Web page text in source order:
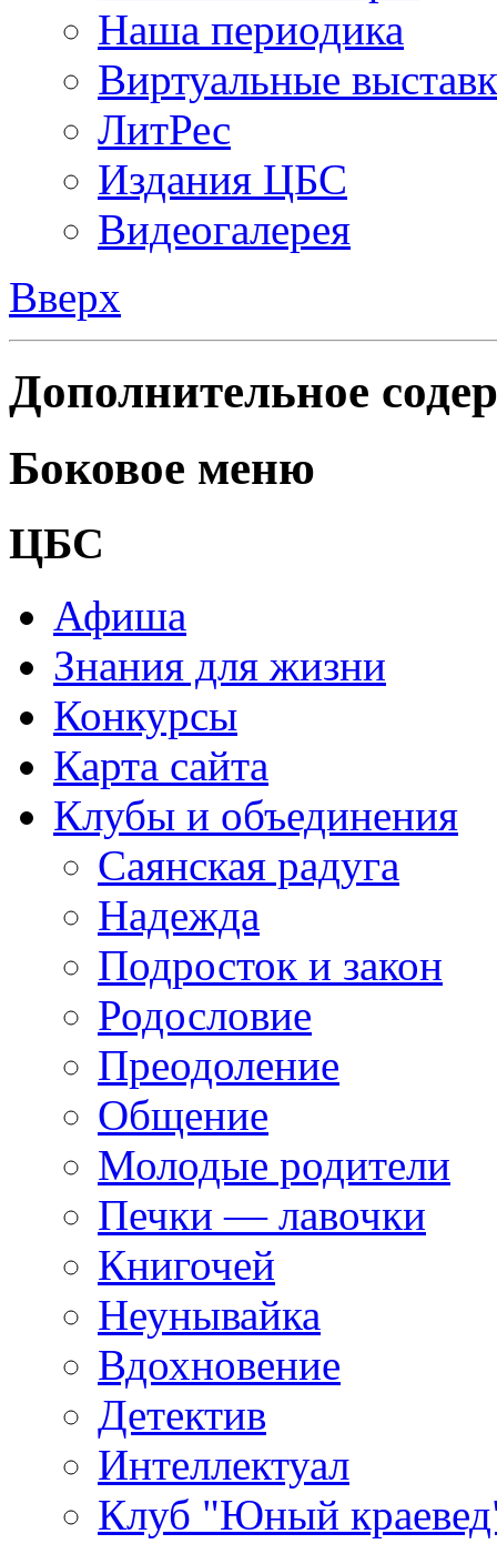
Наша периодика
Виртуальные
ЛитРес
Издания ЦБС
Видеогалерея
Вверх
Дополнительное
Боковое меню
ЦБС
Афиша
Знания для жизни
Конкурсы
Карта сайта
Клубы и объединения
Саянская радуга
Надежда
Подросток и закон
Родословие
Преодоление
Общение
Молодые родители
Печки — лавочки
Книгочей
Неунывайка
Вдохновение
Детектив
Интеллектуал
Клуб "Юный